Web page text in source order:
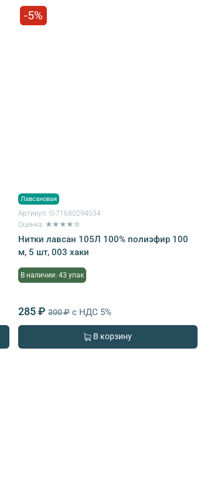
-5%
Лавсановая
Артикул: G-71680294034
Оценка: ★★★★☆
Нитки лавсан 105Л 100% полиэфир 100
м, 5 шт, 003 хаки
В наличии: 43 упак
285 ₽ 300 ₽ с НДС 5%
В корзину